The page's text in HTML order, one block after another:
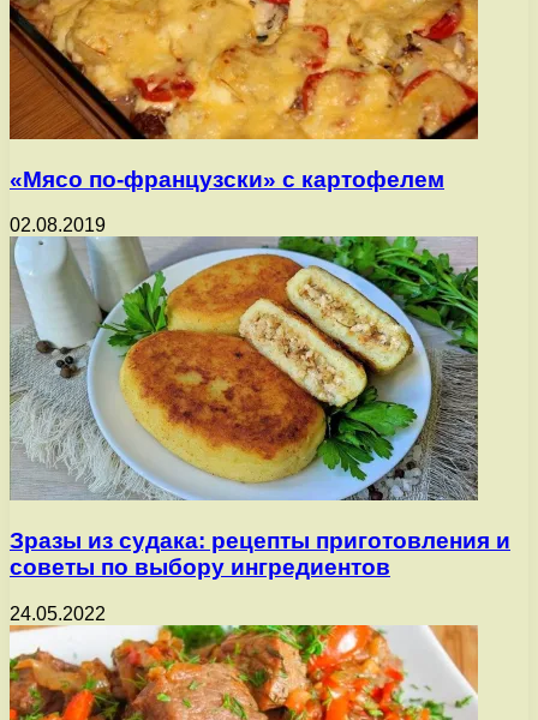
«Мясо по-французски» с картофелем
02.08.2019
Зразы из судака: рецепты приготовления и
советы по выбору ингредиентов
24.05.2022